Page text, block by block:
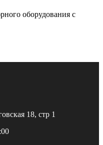
оборудования с
18, стр 1